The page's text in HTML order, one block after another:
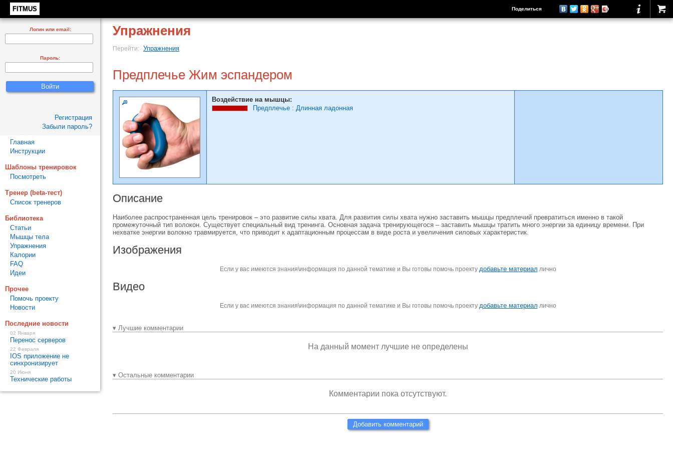
FITMUS Поделиться
Упражнения
Перейти: Упражнения
Предплечье Жим эспандером
Воздействие на мышцы:
Предплечье : Длинная ладонная
Описание
Наиболее распространенная цель тренировок – это развитие силы хвата. Для развития силы хвата нужно заставить мышцы предплечий превратиться именно в такой
промежуточный тип волокон. Существует специальный вид тренинга. Основная задача тренирующегося – заставить мышцы тратить много энергии за единицу времени. При
нехватке энергии волокно травмируется, что приводит к адаптационным процессам в виде роста и увеличения силовых характеристик.
Изображения
Если у вас имеются знания\информация по данной тематике и Вы готовы помочь проекту добавьте материал лично
Видео
Если у вас имеются знания\информация по данной тематике и Вы готовы помочь проекту добавьте материал лично
▾ Лучшие комментарии
На данный момент лучшие не определены
▾ Остальные комментарии
Комментарии пока отсутствуют.
Добавить комментарий
Логин или email:
Пароль:
Регистрация
Забыли пароль?
Главная
Инструкции
Шаблоны тренировок
Посмотреть
Тренер (beta-тест)
Список тренеров
Библиотека
Статьи
Мышцы тела
Упражнения
Калории
FAQ
Идеи
Прочее
Помочь проекту
Новости
Последние новости
02 Января
Перенос серверов
22 Февраля
IOS приложение не
синхронизирует
20 Июня
Технические работы